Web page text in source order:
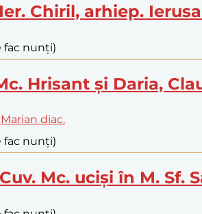
Chiril, arhiep.
fac nunți)
Hrisant și Daria,
Marian diac.
fac nunți)
Mc. uciși în M. Sf.